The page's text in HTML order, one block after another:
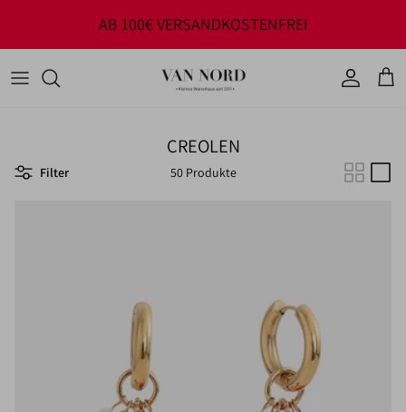
AB 100€ VERSANDKOSTENFREI
Konto
CREOLEN
Filter 50 Produkte